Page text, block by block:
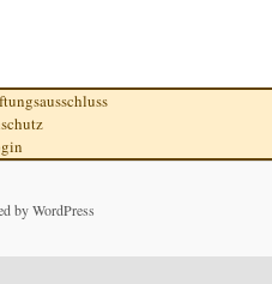
by WordPress